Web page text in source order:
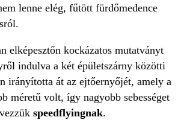
lenne elég, fűtött fürdőmedence
elképesztőn kockázatos mutatványt
indulva a két épületszárny közötti
irányította át az ejtőernyőjét, amely a
méretű volt, így nagyobb sebességet
speedflyingnak.